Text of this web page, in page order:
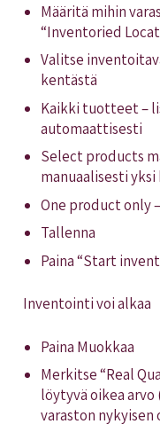
Määritä mihin
“Inventoried
Valitse
kentästä
Kaikki tuotteet –
automaattisesti
Select products
manuaalisesti
One product only
Tallenna
Paina “Start
Inventointi voi alkaa
Paina Muokkaa
Merkitse “Real
löytyvä oikea
varaston